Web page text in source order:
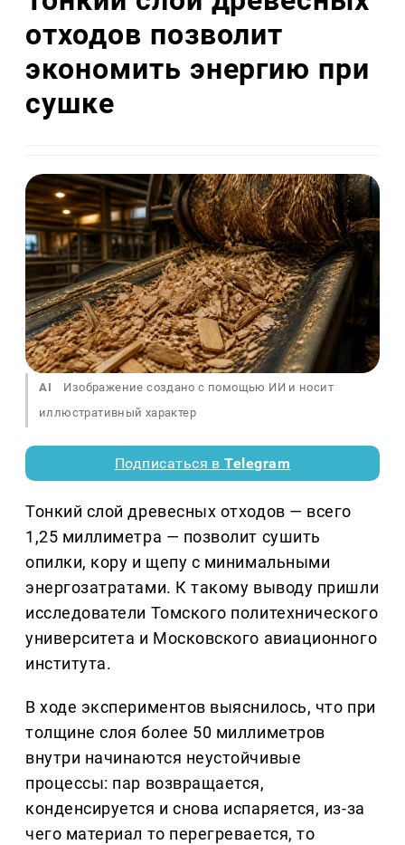
отходов позволит
экономить энергию при
сушке
AI
Изображение создано с помощью ИИ и носит
иллюстративный характер
Подписаться вTelegram
Тонкий слой древесных отходов — всего
1,25 миллиметра — позволит сушить
опилки, кору и щепу с минимальными
энергозатратами. К такому выводу пришли
исследователи Томского политехнического
университета и Московского авиационного
института.
В ходе экспериментов выяснилось, что при
толщине слоя более 50 миллиметров
внутри начинаются неустойчивые
процессы: пар возвращается,
конденсируется и снова испаряется, из-за
чего материал то перегревается, то